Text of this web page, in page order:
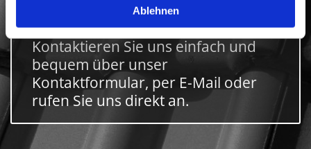
Ablehnen
Haben wir Ihr Interesse geweckt?
Bestehen offene Fragen?
Kontaktieren Sie uns einfach und
bequem über unser
Kontaktformular, per E-Mail oder
rufen Sie uns direkt an.